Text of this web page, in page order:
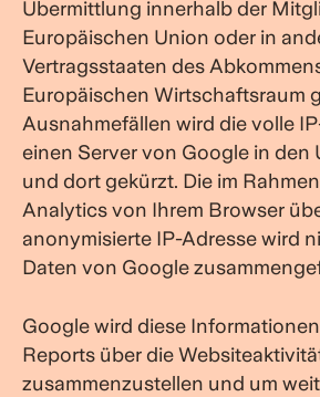
Übermittlung innerhalb der
Europäischen Union oder in
Vertragsstaaten des
Europäischen Wirtschaftsraum
Ausnahmefällen wird die volle
einen Server von Google in den
und dort gekürzt. Die im
Analytics von Ihrem Browser
anonymisierte IP-Adresse wird
Daten von Google
Google wird diese
Reports über die
zusammenzustellen und um